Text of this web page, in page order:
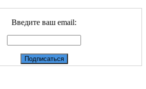
Введите ваш email: